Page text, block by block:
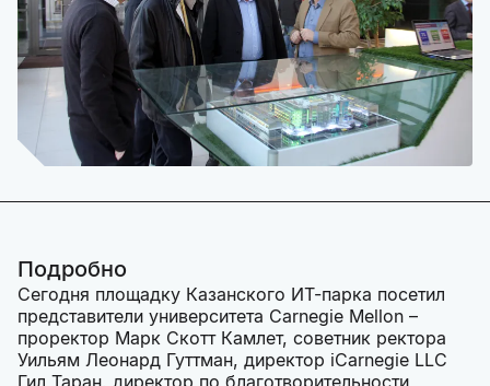
Подробно
Сегодня площадку Казанского ИТ-парка посетил
представители университета Carnegie Mellon –
проректор Марк Скотт Камлет, советник ректора
Уильям Леонард Гуттман, директор iCarnegie LLC